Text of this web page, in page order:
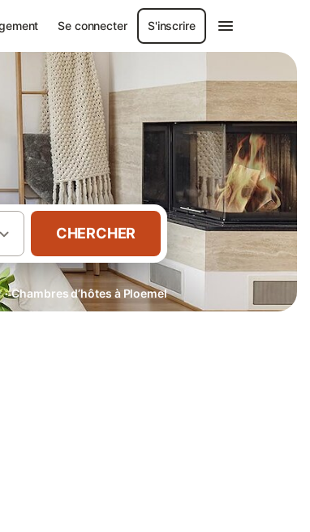
Se connecter S'inscrire
CHERCHER
· Chambres d’hôtes à Ploemel